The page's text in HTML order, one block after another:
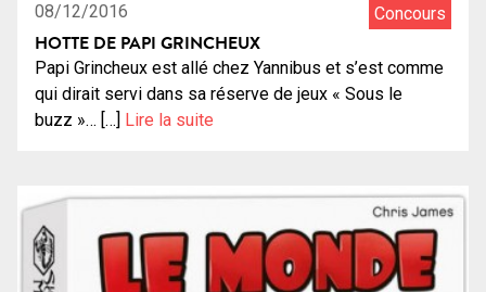
08/12/2016 Concours
HOTTE DE PAPI GRINCHEUX
Papi Grincheux est allé chez Yannibus et s’est comme
qui dirait servi dans sa réserve de jeux « Sous le
buzz »… […]
Lire la suite